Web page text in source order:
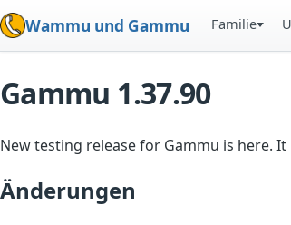
Wammu und Gammu Familie
Gammu 1.37.90
New testing release for Gammu is here.
Änderungen